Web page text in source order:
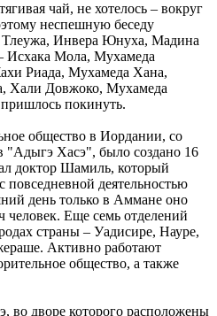
чай, не хотелось – вокруг
неспешную беседу
Тлеужа, Инвера Юнуха, Мадина
Исхака Мола, Мухамеда
Риада, Мухамеда Хана,
Хали Довжоко, Мухамеда
покинуть.
общество в Иордании, со
"Адыгэ Хасэ", было создано 16
доктор Шамиль, который
повседневной деятельностью
день только в Аммане оно
человек. Еще семь отделений
страны – Уадисире, Науре,
Активно работают
общество, а также
во дворе которого расположены